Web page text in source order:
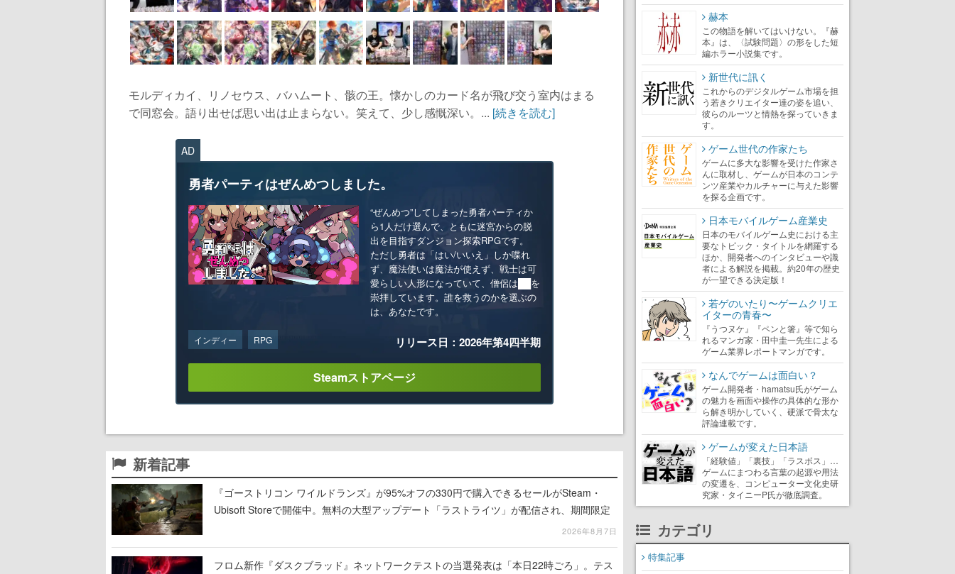
モルディカイ、リノセウス、バハムート、骸の王。懐かしのカード名が飛び交う室内はまる
で同窓会。語り出せば思い出は止まらない。笑えて、少し感慨深い。... [続きを読む]
AD
勇者パーティはぜんめつしました。
“ぜんめつ”してしまった勇者パーティか
ら1人だけ選んで、ともに迷宮からの脱
出を目指すダンジョン探索RPGです。
ただし勇者は「はい/いいえ」しか喋れ
ず、魔法使いは魔法が使えず、戦士は可
愛らしい人形になっていて、僧侶は██を
崇拝しています。誰を救うのかを選ぶの
は、あなたです。
インディー RPG リリース日：2026年第4四半期
Steamストアページ
新着記事
『ゴーストリコン ワイルドランズ』が95%オフの330円で購入できるセールがSteam・
Ubisoft Storeで開催中。無料の大型アップデート「ラストライツ」が配信され、期間限定
2026年8月7日
フロム新作『ダスクブラッド』ネットワークテストの当選発表は「本日22時ごろ」。テス
赫本
この物語を解いてはいけない。『赫
本』は、〈試験問題〉の形をした短
編ホラー小説集です。
新世代に訊く
これからのデジタルゲーム市場を担
う若きクリエイター達の姿を追い、
彼らのルーツと情熱を探っていきま
す。
ゲーム世代の作家たち
ゲームに多大な影響を受けた作家さ
んに取材し、ゲームが日本のコンテ
ンツ産業やカルチャーに与えた影響
を探る企画です。
日本モバイルゲーム産業史
日本のモバイルゲーム史における主
要なトピック・タイトルを網羅する
ほか、開発者へのインタビューや識
者による解説を掲載。約20年の歴史
が一望できる決定版！
若ゲのいたり〜ゲームクリエ
イターの青春〜
『うつヌケ』『ペンと箸』等で知ら
れるマンガ家・田中圭一先生による
ゲーム業界レポートマンガです。
なんでゲームは面白い？
ゲーム開発者・hamatsu氏がゲーム
の魅力を画面や操作の具体的な形か
ら解き明かしていく、硬派で骨太な
評論連載です。
ゲームが変えた日本語
「経験値」「裏技」「ラスボス」…
ゲームにまつわる言葉の起源や用法
の変遷を、コンピューター文化史研
究家・タイニーP氏が徹底調査。
カテゴリ
特集記事